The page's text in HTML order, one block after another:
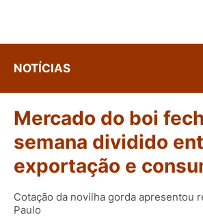
NOTÍCIAS
Mercado do boi
semana dividido
exportação e
Cotação da novilha gorda apresentou
Paulo